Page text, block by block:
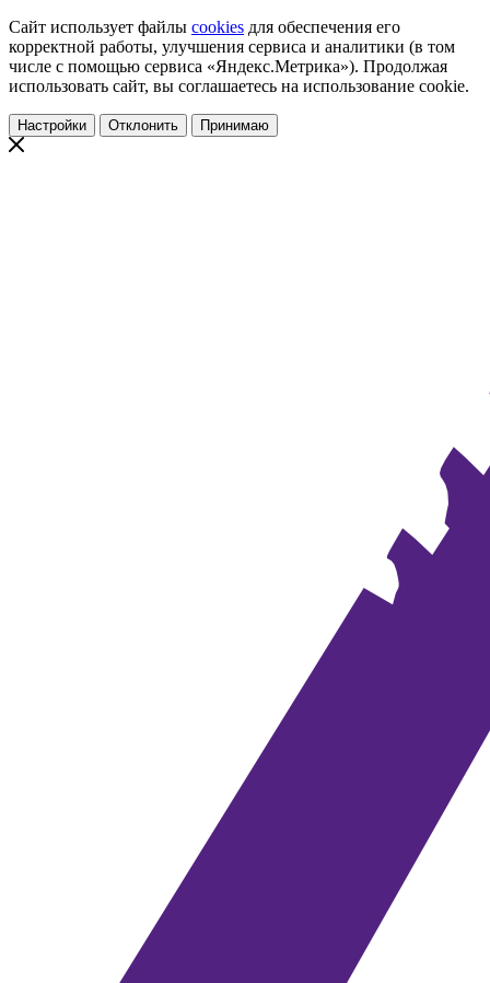
Сайт использует файлы cookies для обеспечения его
корректной работы, улучшения сервиса и аналитики (в том
числе с помощью сервиса «Яндекс.Метрика»). Продолжая
использовать сайт, вы соглашаетесь на использование cookie.
Настройки Отклонить Принимаю